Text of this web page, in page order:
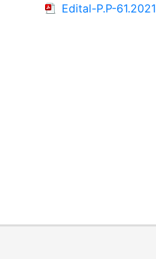
Edital-P.P-61.2021